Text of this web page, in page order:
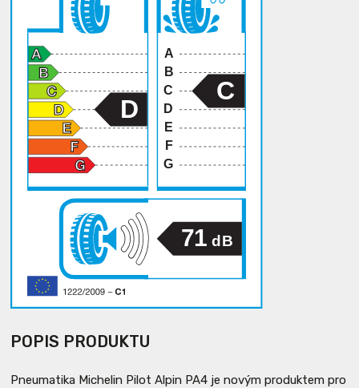
A
B
C
D
E
F
G
71 dB
D
C
POPIS PRODUKTU
Pneumatika Michelin Pilot Alpin PA4 je novým produktem pro